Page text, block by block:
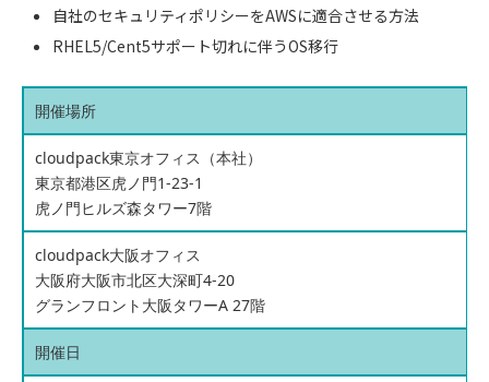
自社のセキュリティポリシーをAWSに適合させる方法
RHEL5/Cent5サポート切れに伴うOS移行
開催場所
cloudpack東京オフィス（本社）
東京都港区虎ノ門1-23-1
虎ノ門ヒルズ森タワー7階
cloudpack大阪オフィス
大阪府大阪市北区大深町4-20
グランフロント大阪タワーA 27階
開催日